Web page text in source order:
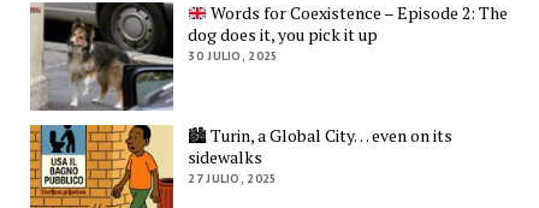
Words for Coexistence – Episode 2: The
dog does it, you pick it up
30 JULIO, 2025
🏙️ Turin, a Global City… even on its
sidewalks
27 JULIO, 2025